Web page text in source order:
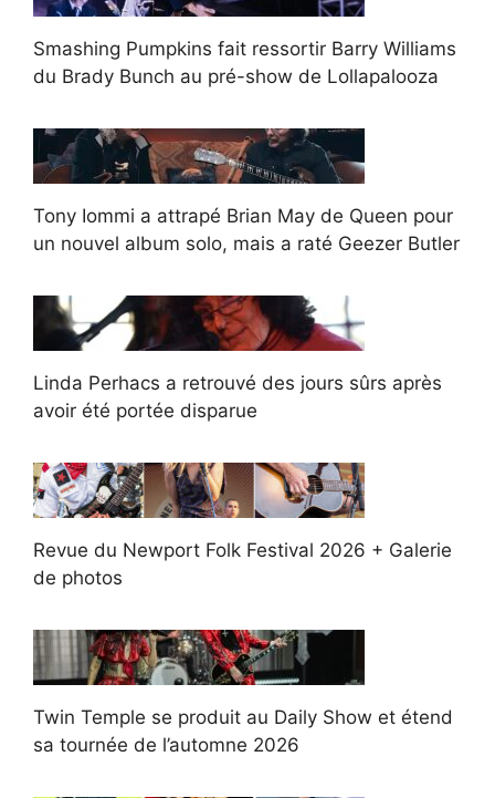
Smashing Pumpkins fait ressortir Barry Williams
du Brady Bunch au pré-show de Lollapalooza
Tony Iommi a attrapé Brian May de Queen pour
un nouvel album solo, mais a raté Geezer Butler
Linda Perhacs a retrouvé des jours sûrs après
avoir été portée disparue
Revue du Newport Folk Festival 2026 + Galerie
de photos
Twin Temple se produit au Daily Show et étend
sa tournée de l’automne 2026